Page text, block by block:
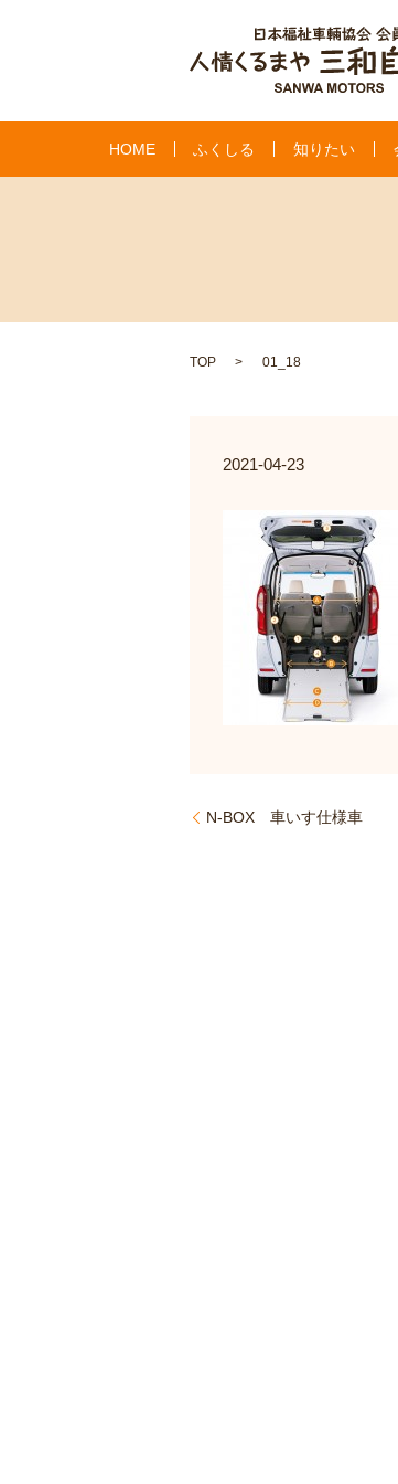
HOME ふくしる 知りたい
TOP 01_18
2021-04-23
N-BOX 車いす仕様車